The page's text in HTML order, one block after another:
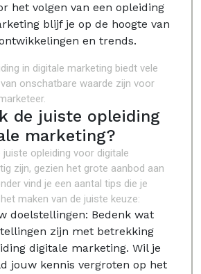
het volgen van een opleiding
blijf je op de hoogte van
en trends.
in digitale marketing biedt vele
onschatbare waarde zijn voor
de juiste opleiding
marketing?
juiste opleiding voor digitale
zijn, gezien het grote aanbod aan
vind je een aantal tips die je
maken van de juiste keuze:
doelstellingen: Bedenk wat
zijn met betrekking
digitale marketing. Wil je
jouw kennis vergroten op het